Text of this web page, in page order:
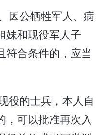
因公牺牲军人、病
妹和现役军人子
符合条件的，应当
役的士兵，本人自
，可以批准再次入